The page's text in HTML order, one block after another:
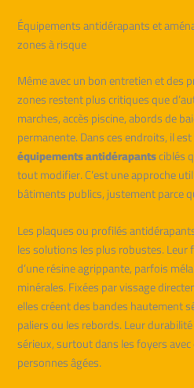
Équipements antidérapants et
zones à risque
Même avec un bon entretien et des
zones restent plus critiques que
marches, accès piscine, abords de
permanente. Dans ces endroits, il
équipements antidérapantsciblés
tout modifier. C’est une approche
bâtiments publics, justement parce
Les plaques ou profilés
les solutions les plus robustes.
d’une résine agrippante, parfois
minérales. Fixées par vissage
elles créent des bandes hautement
paliers ou les rebords. Leur
sérieux, surtout dans les foyers
personnes âgées.